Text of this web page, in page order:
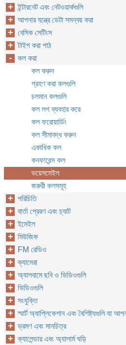
ইন্টারনেট এবং নেটওয়ার্কগুলি
আপনার যন্ত্রে ডেটা সমন্বয় করা
বেসিক সেটিংস
টাইপ করা পাঠ
কল করা
কল করুন
গ্রহণ করা কলগুলি
চলমান কলগুলি
কল লগ ব্যবহার করে
কল ফরোয়ার্ডিং
কল সীমাবদ্ধ করুন
একাধিক কল
কনফারেন্স কল
ভয়েসমেইল
জরুরী কলসমূহ
পরিচিতি
বার্তা প্রেরণ এবং চ্যাট
ইমেইল
মিউজিক
FM রেডিও
ক্যামেরা
অ্যালবামে ছবি ও ভিডিওগুলি
ভিডিওগুলি
সংযুক্তি
স্মার্ট অ্যাপ্লিকেশান এবং বৈশিষ্ট্যগুলি যা
ভ্রমণ এবং মানচিত্র
ক্যালেন্ডার এবং অ্যালার্ম ঘড়ি